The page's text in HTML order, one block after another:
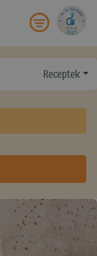
Receptek